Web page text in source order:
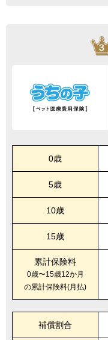
0歳
5歳
10歳
15歳
累計保険料
0歳〜15歳12か月
の累計保険料(月払)
補償割合